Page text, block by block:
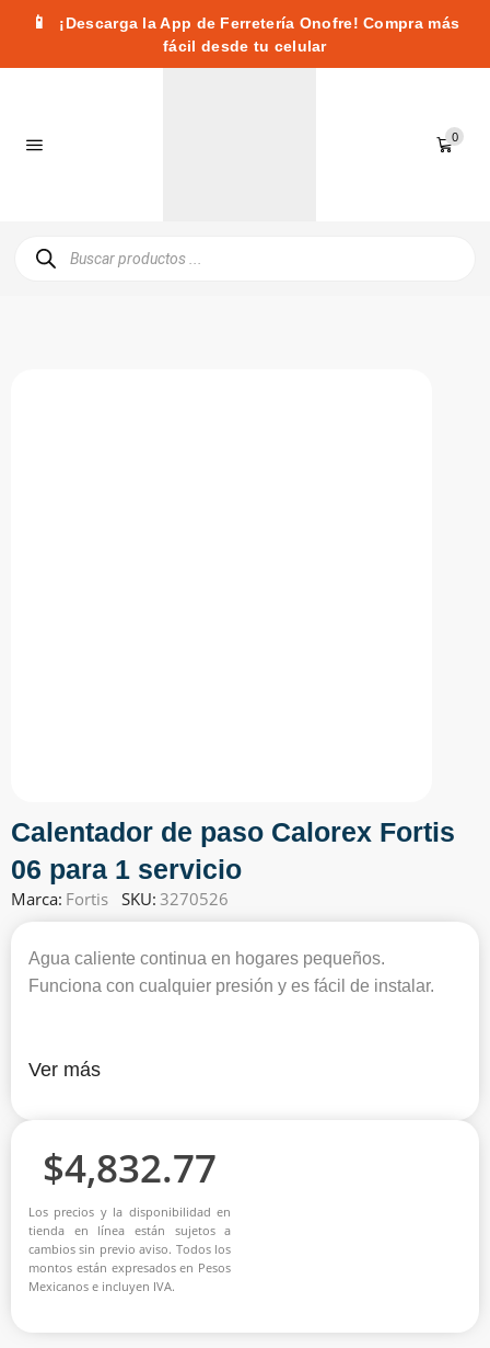
📱
¡Descarga la App de Ferretería Onofre! Compra más
fácil desde tu celular
0
Calentador de paso Calorex Fortis
06 para 1 servicio
Marca: Fortis SKU: 3270526
Agua caliente continua en hogares pequeños.
Funciona con cualquier presión y es fácil de instalar.
Ver más
$4,832.77
Los precios y la disponibilidad en
tienda en línea están sujetos a
cambios sin previo aviso. Todos los
montos están expresados en Pesos
Mexicanos e incluyen IVA.